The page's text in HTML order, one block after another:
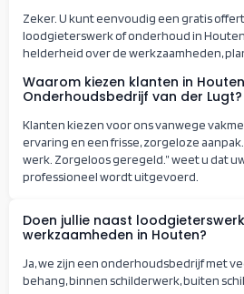
Zeker. U kunt eenvoudig een gratis
loodgieterswerk of onderhoud in
helderheid over de werkzaamheden,
Waarom kiezen klanten in
Onderhoudsbedrijf van der Lugt?
Klanten kiezen voor ons vanwege
ervaring en een frisse, zorgeloze
werk. Zorgeloos geregeld.” weet u dat
professioneel wordt uitgevoerd.
Doen jullie naast
werkzaamheden in Houten?
Ja, we zijn een onderhoudsbedrijf met
behang, binnen schilderwerk, buiten